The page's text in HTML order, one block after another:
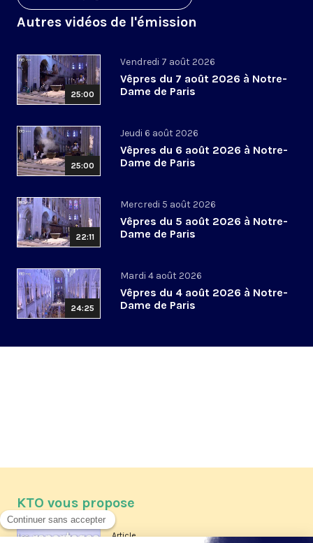
Autres vidéos de l'émission
25:00
Vendredi 7 août 2026
Vêpres du 7 août 2026 à Notre-
Dame de Paris
25:00
Jeudi 6 août 2026
Vêpres du 6 août 2026 à Notre-
Dame de Paris
22:11
Mercredi 5 août 2026
Vêpres du 5 août 2026 à Notre-
Dame de Paris
24:25
Mardi 4 août 2026
Vêpres du 4 août 2026 à Notre-
Dame de Paris
KTO vous propose
Article